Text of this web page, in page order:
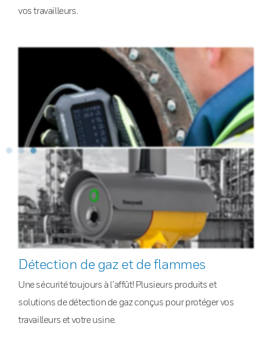
vos travailleurs.
Détection de gaz et de flammes
Une sécurité toujours à l’affût! Plusieurs produits et
solutions de détection de gaz conçus pour protéger vos
travailleurs et votre usine.